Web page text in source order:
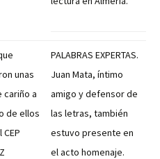
unas
cariño a
de ellos
PALABRAS EXPERTAS.
Juan Mata, íntimo
amigo y defensor de
las letras, también
estuvo presente en
el acto homenaje.